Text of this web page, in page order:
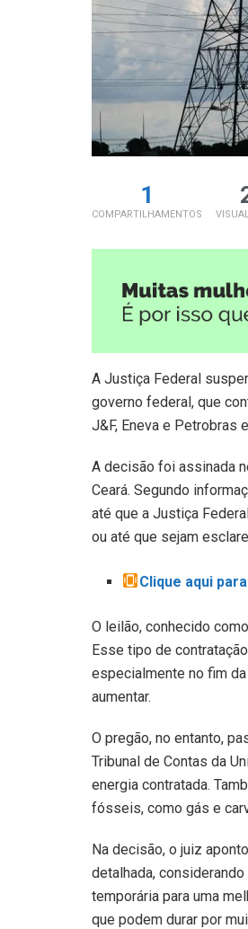
1
COMPARTILHAMENTOS
A Justiça Federal
governo federal, que
J&F, Eneva e Petrobras
A decisão foi assinada
Ceará. Segundo
até que a Justiça
ou até que sejam
Clique aqui
O leilão, conhecido
Esse tipo de
especialmente no fim
aumentar.
O pregão, no entanto,
Tribunal de Contas da
energia contratada.
fósseis, como gás e
Na decisão, o juiz
detalhada,
temporária para uma
que podem durar por